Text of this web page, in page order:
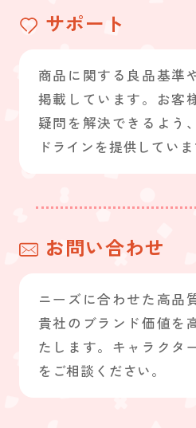
サポート
商品に関する良品基準
掲載しています。お客
疑問を解決できるよう
ドラインを提供していま
お問い合わせ
ニーズに合わせた高品
貴社のブランド価値を
たします。キャラクタ
をご相談ください。